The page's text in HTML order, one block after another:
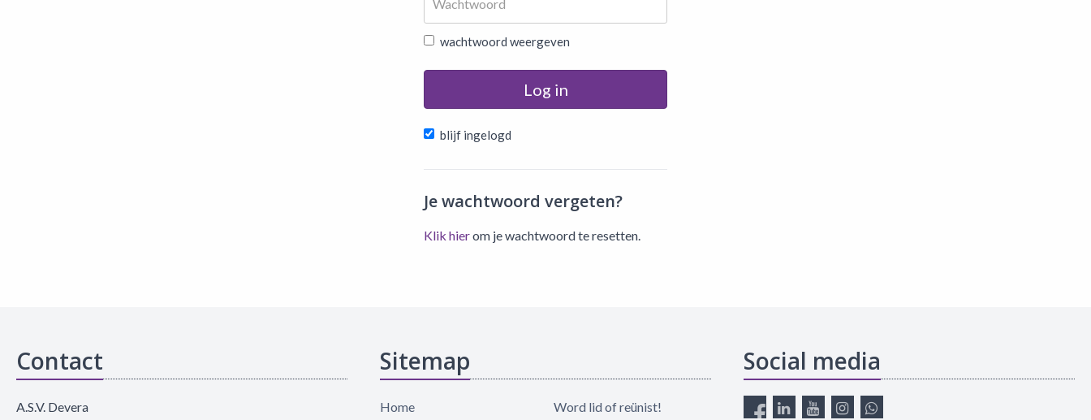
wachtwoord weergeven
Log in
blijf ingelogd
Je wachtwoord vergeten?
Klik hierom je wachtwoord te resetten.
Contact
A.S.V. Devera
Sitemap
Home Word lid of reünist!
Social media